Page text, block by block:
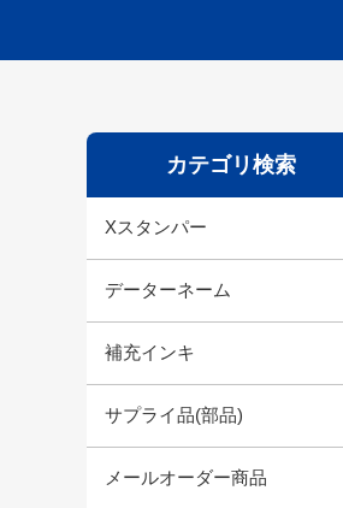
カテゴリ検索
Xスタンパー
データーネーム
補充インキ
サプライ品(部品)
メールオーダー商品